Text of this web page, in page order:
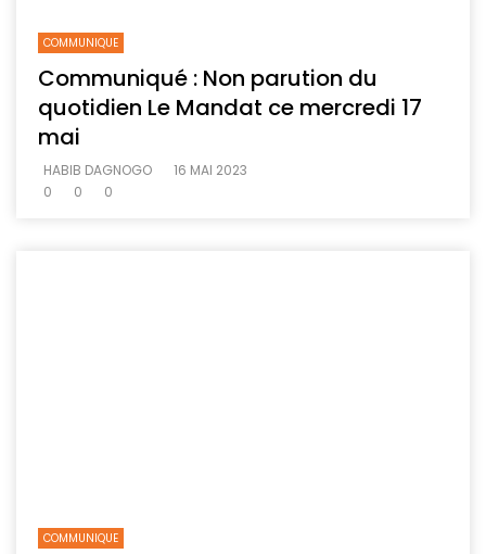
COMMUNIQUE
Communiqué : Non parution du
quotidien Le Mandat ce mercredi 17
mai
HABIB DAGNOGO
16 MAI 2023
0
0 0
COMMUNIQUE